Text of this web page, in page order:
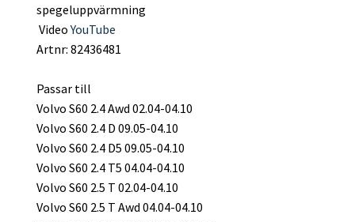
spegeluppvärmning
VideoYouTube
Artnr: 82436481
Passar till
Volvo S60 2.4 Awd 02.04-04.10
Volvo S60 2.4 D 09.05-04.10
Volvo S60 2.4 D5 09.05-04.10
Volvo S60 2.4 T5 04.04-04.10
Volvo S60 2.5 T 02.04-04.10
Volvo S60 2.5 T Awd 04.04-04.10